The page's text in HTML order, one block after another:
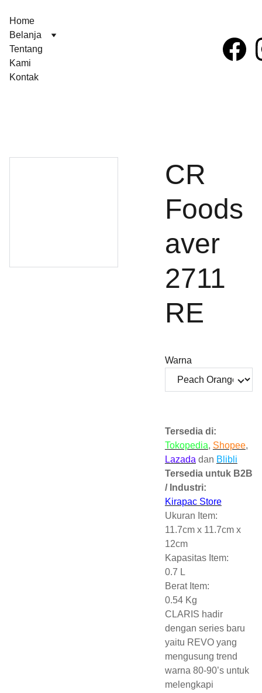
Home
Belanja
Tentang
Kami
Kontak
CR
Foods
aver
2711
RE
Warna
Tersedia di:
Tokopedia, Shopee,
Lazada dan Blibli
Tersedia untuk B2B
/ Industri:
Kirapac Store
Ukuran Item:
11.7cm x 11.7cm x
12cm
Kapasitas Item:
0.7 L
Berat Item:
0.54 Kg
CLARIS hadir
dengan series baru
yaitu REVO yang
mengusung trend
warna 80-90’s untuk
melengkapi